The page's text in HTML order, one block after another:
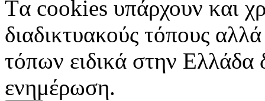
Tα cookies υπάρχουν και
διαδικτυακούς τόπους
τόπων ειδικά στην Ελλάδα
ενημέρωση.